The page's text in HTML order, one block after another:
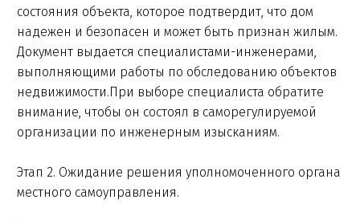
состояния объекта, которое подтвердит, что дом
надежен и безопасен и может быть признан жилым.
Документ выдается специалистами-инженерами,
выполняющими работы по обследованию объектов
недвижимости.При выборе специалиста обратите
внимание, чтобы он состоял в саморегулируемой
организации по инженерным изысканиям.
Этап 2. Ожидание решения уполномоченного органа
местного самоуправления.